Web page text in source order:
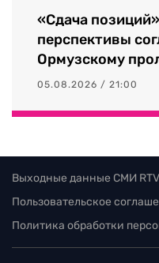
«Сдача
перспективы
Ормузскому
05.08.2026 / 21:00
Выходные данные СМИ
Пользовательское
Политика обработки